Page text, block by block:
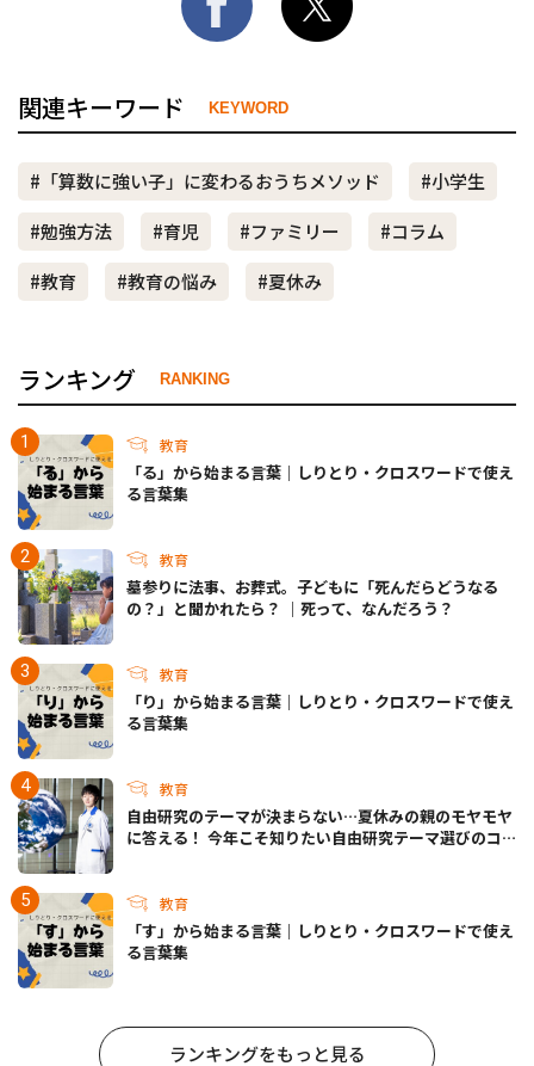
関連キーワード KEYWORD
#「算数に強い子」に変わるおうちメソッド
#小学生
#勉強方法
#育児 #ファミリー
#コラム
#教育
#教育の悩み #夏休み
ランキング RANKING
教育
「る」から始まる言葉｜しりとり・クロスワードで使え
る言葉集
教育
墓参りに法事、お葬式。子どもに「死んだらどうなる
の？」と聞かれたら？ ｜死って、なんだろう？
教育
「り」から始まる言葉｜しりとり・クロスワードで使え
る言葉集
教育
自由研究のテーマが決まらない…夏休みの親のモヤモヤ
に答える！ 今年こそ知りたい自由研究テーマ選びのコ
教育
「す」から始まる言葉｜しりとり・クロスワードで使え
る言葉集
ランキングをもっと見る